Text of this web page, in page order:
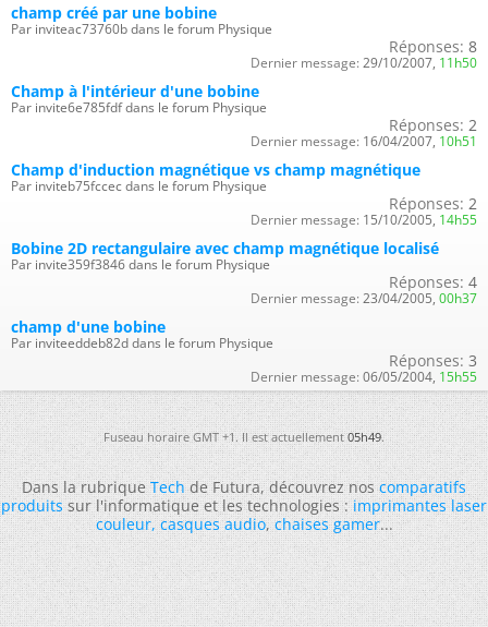
champ créé par une bobine
Par inviteac73760b dans le forum Physique
Réponses: 8
Dernier message: 29/10/2007, 11h50
Champ à l'intérieur d'une bobine
Par invite6e785fdf dans le forum Physique
Réponses: 2
Dernier message: 16/04/2007, 10h51
Champ d'induction magnétique vs champ magnétique
Par inviteb75fccec dans le forum Physique
Réponses: 2
Dernier message: 15/10/2005, 14h55
Bobine 2D rectangulaire avec champ magnétique localisé
Par invite359f3846 dans le forum Physique
Réponses: 4
Dernier message: 23/04/2005, 00h37
champ d'une bobine
Par inviteeddeb82d dans le forum Physique
Réponses: 3
Dernier message: 06/05/2004, 15h55
Fuseau horaire GMT +1. Il est actuellement05h49.
Dans la rubriqueTechde Futura, découvrez noscomparatifs
produitssur l'informatique et les technologies :imprimantes laser
couleur,casques audio,chaises gamer...